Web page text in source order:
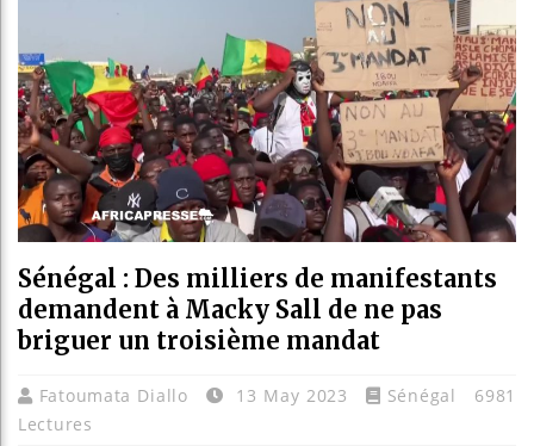
Guinée
Bénin :
Sénégal : Des milliers de manifestants
demandent à Macky Sall de ne pas
briguer un troisième mandat
Fatoumata Diallo 13 May 2023 Sénégal
6981
Lectures